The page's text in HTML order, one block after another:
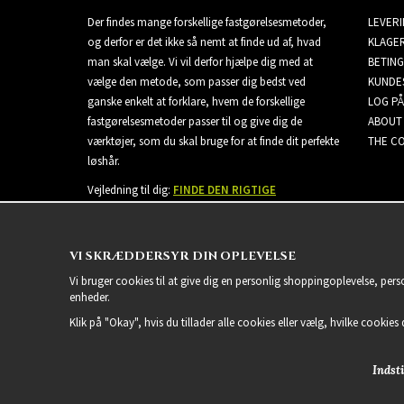
Der findes mange forskellige fastgørelsesmetoder,
og derfor er det ikke så nemt at finde ud af, hvad
man skal vælge. Vi vil derfor hjælpe dig med at
vælge den metode, som passer dig bedst ved
ganske enkelt at forklare, hvem de forskellige
fastgørelsesmetoder passer til og give dig de
værktøjer, som du skal bruge for at finde dit perfekte
løshår.
Vejledning til dig: FINDE DEN RIGTIGE
LOG PÅ
THE
VI SKRÆDDERSYR DIN OPLEVELSE
Vi bruger cookies til at give dig en personlig shoppingoplevelse,
enheder.
Klik på "Okay", hvis du tillader alle cookies eller vælg, hvilke